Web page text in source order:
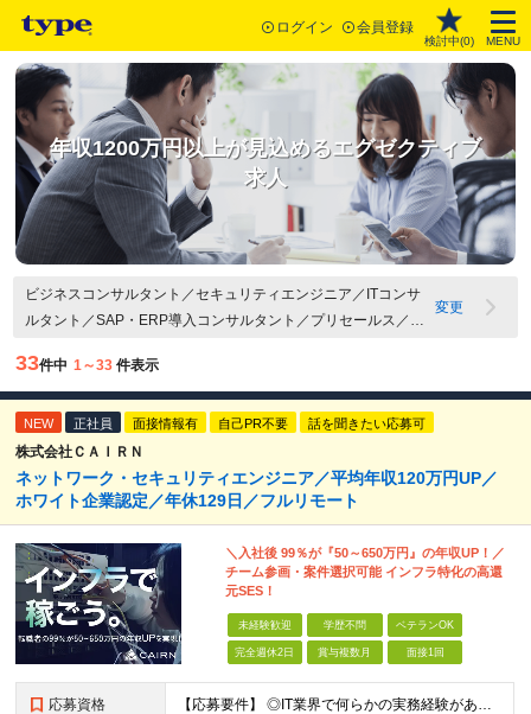
ログイン 会員登録
検討中(0) MENU
年収1200万円以上が見込めるエグゼクティブ
求人
ビジネスコンサルタント／セキュリティエンジニア／ITコンサ
ルタント／SAP・ERP導入コンサルタント／プリセールス／税
1200万円以上
変更
33件中 1～33 件表示
NEW 正社員 面接情報有 自己PR不要 話を聞きたい応募可
株式会社ＣＡＩＲＮ
ネットワーク・セキュリティエンジニア／平均年収120万円UP／
ホワイト企業認定／年休129日／フルリモート
＼入社後 99％が『50～650万円』の年収UP！／
チーム参画・案件選択可能 インフラ特化の高還
元SES！
未経験歓迎 学歴不問 ベテランOK
完全週休2日 賞与複数月 面接1回
応募資格 【応募要件】 ◎IT業界で何らかの実務経験がある方 └2～3ヶ月の実務経験のある方は歓迎します！ 例）PCキッティングやモバイル通信基地局の業務経験者など インフラエンジニアとしてご経験のある方は、